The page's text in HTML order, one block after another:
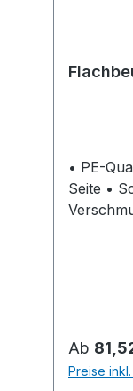
• PE-Qualität,
Seite • Schutz vor Staub und
Cadmium, sechswertiges Chrom
Ab
Preise